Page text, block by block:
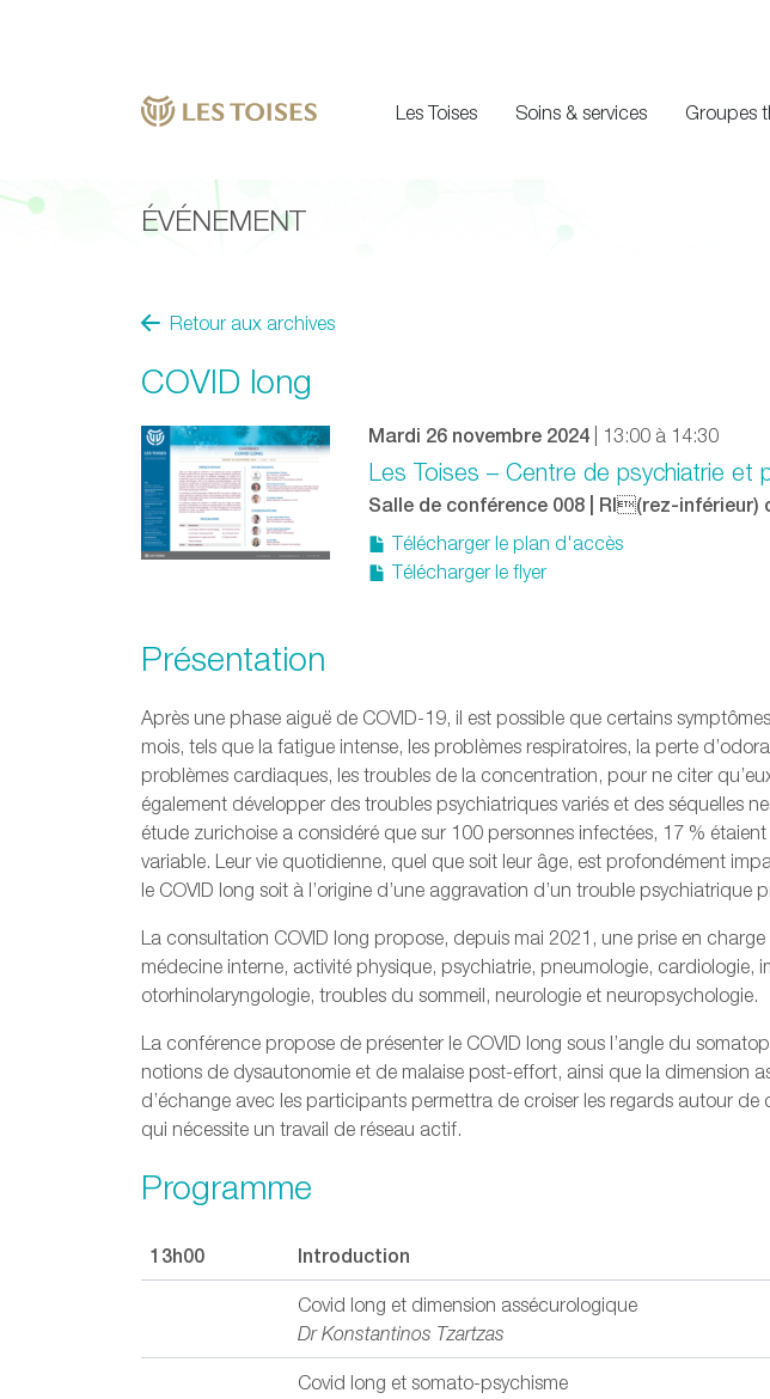
Les Toises Soins & services Groupes
ÉVÉNEMENT
Retour aux archives
COVID long
Mardi 26 novembre 2024 | 13:00 à 14:30
Les Toises – Centre de psychiatrie et
Salle de conférence 008 | RI(rez-inférieur)
Télécharger le plan d'accès
Télécharger le flyer
Présentation
Après une phase aiguë de COVID-19, il est possible que certains
mois, tels que la fatigue intense, les problèmes respiratoires, la perte
problèmes cardiaques, les troubles de la concentration, pour ne citer
également développer des troubles psychiatriques variés et des séquelles
étude zurichoise a considéré que sur 100 personnes infectées, 17 %
variable. Leur vie quotidienne, quel que soit leur âge, est profondément
le COVID long soit à l’origine d’une aggravation d’un trouble psychiatrique
La consultation COVID long propose, depuis mai 2021, une prise en
médecine interne, activité physique, psychiatrie, pneumologie, cardiologie,
otorhinolaryngologie, troubles du sommeil, neurologie et neuropsychologie.
La conférence propose de présenter le COVID long sous l’angle du
notions de dysautonomie et de malaise post-effort, ainsi que la dimension
d’échange avec les participants permettra de croiser les regards autour
qui nécessite un travail de réseau actif.
Programme
13h00 Introduction
Covid long et dimension assécurologique
Dr Konstantinos Tzartzas
Covid long et somato-psychisme